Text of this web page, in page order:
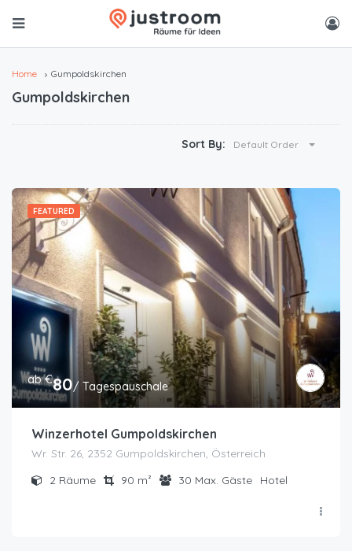
Home Gumpoldskirchen
Gumpoldskirchen
Sort By: Default Order
FEATURED
ab €80/ Tagespauschale
Winzerhotel Gumpoldskirchen
Wr. Str. 26, 2352 Gumpoldskirchen, Österreich
2 Räume 90 m² 30 Max. Gäste Hotel